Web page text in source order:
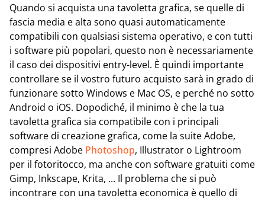
Quando si acquista una tavoletta grafica, se quelle di
fascia media e alta sono quasi automaticamente
compatibili con qualsiasi sistema operativo, e con tutti
i software più popolari, questo non è necessariamente
il caso dei dispositivi entry-level. È quindi importante
controllare se il vostro futuro acquisto sarà in grado di
funzionare sotto Windows e Mac OS, e perché no sotto
Android o iOS. Dopodiché, il minimo è che la tua
tavoletta grafica sia compatibile con i principali
software di creazione grafica, come la suite Adobe,
compresi Adobe Photoshop, Illustrator o Lightroom
per il fotoritocco, ma anche con software gratuiti come
Gimp, Inkscape, Krita, ... Il problema che si può
incontrare con una tavoletta economica è quello di